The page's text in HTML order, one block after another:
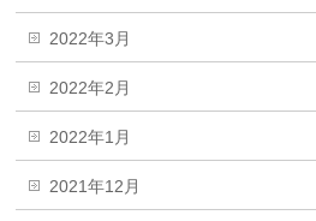
2022年3月
2022年2月
2022年1月
2021年12月